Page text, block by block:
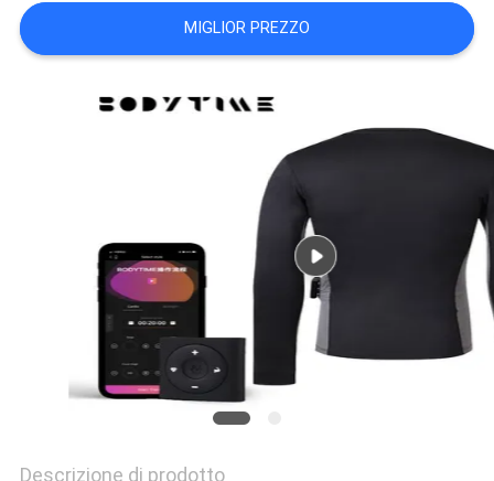
PRIVACY
MIGLIOR PREZZO
Descrizione di prodotto